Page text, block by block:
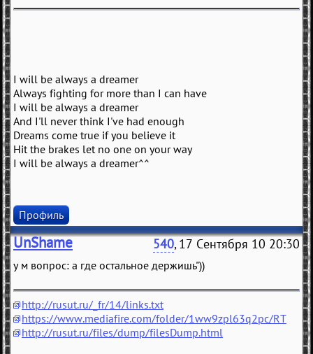
I will be always a dreamer
Always fighting for more than I can have
I will be always a dreamer
And I'll never think I've had enough
Dreams come true if you believe it
Hit the brakes let no one on your way
I will be always a dreamer^^
Профиль
UnShame 540, 17 Сентября 10 20:30
у м вопрос: а где остальное держишь"))
http://rusut.ru/_fr/14/links.txt
https://www.mediafire.com/folder/1ww9zpl63q2pc/RT
http://rusut.ru/files/dump/filesDump.html